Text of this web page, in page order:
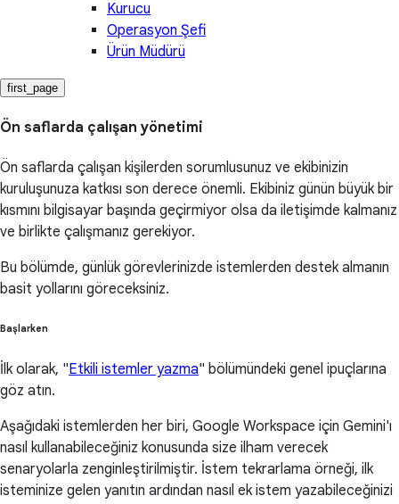
Kurucu
Operasyon Şefi
Ürün Müdürü
first_page
Ön saflarda çalışan yönetimi
Ön saflarda çalışan kişilerden sorumlusunuz ve ekibinizin
kuruluşunuza katkısı son derece önemli. Ekibiniz günün büyük bir
kısmını bilgisayar başında geçirmiyor olsa da iletişimde kalmanız
ve birlikte çalışmanız gerekiyor.
Bu bölümde, günlük görevlerinizde istemlerden destek almanın
basit yollarını göreceksiniz.
Başlarken
İlk olarak, "Etkili istemler yazma" bölümündeki genel ipuçlarına
göz atın.
Aşağıdaki istemlerden her biri, Google Workspace için Gemini'ı
nasıl kullanabileceğiniz konusunda size ilham verecek
senaryolarla zenginleştirilmiştir. İstem tekrarlama örneği, ilk
isteminize gelen yanıtın ardından nasıl ek istem yazabileceğinizi